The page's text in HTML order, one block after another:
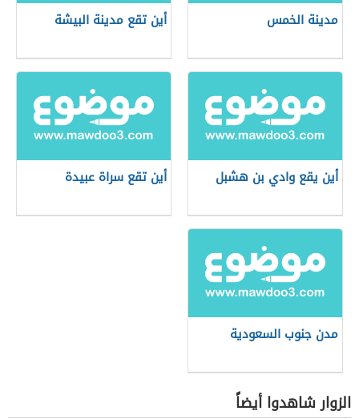
مدينة الخمس أين تقع مدينة البيشة
أين يقع وادي بن هشبل أين تقع سراة عبيدة
مدن جنوب السعودية
الزوار شاهدوا أيضاً